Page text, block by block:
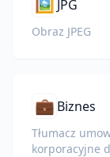
🖼️ JPG
Obraz JPEG
💼 Biznes
Tłumacz
korporacyjne